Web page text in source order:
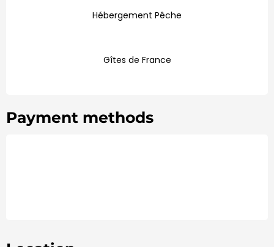
Hébergement Pêche
Gîtes de France
Payment methods